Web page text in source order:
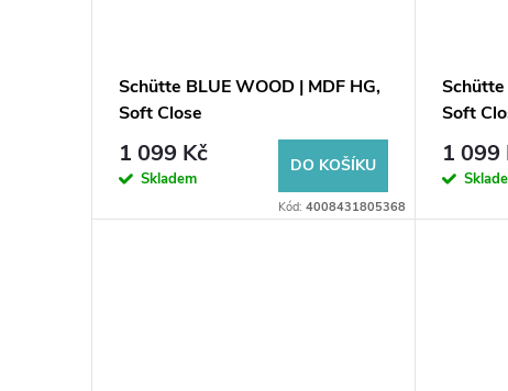
Schütte BLUE WOOD | MDF HG,
Soft Close
1 099 Kč
Skladem
DO KOŠÍKU
Kód:4008431805368
Schütte
Soft
1 099